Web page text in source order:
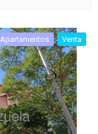
Apartamentos Venta